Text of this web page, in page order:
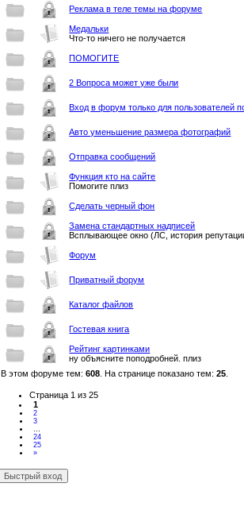
Реклама в теле темы на форуме
Медальки
Что-то ничего не получается
ПОМОГИТЕ
2 Вопроса может уже были
Вход в форум только для пользователей
Авто уменьшение размера фотографий
Отправка сообщений
Функция кто на сайте
Помогите плиз
Сделать черный фон
Замена стандартных надписей
Всплывающее окно (ЛС, история
Форум
Приватный форум
Каталог файлов
Гостевая книга
Рейтинг картинками
ну объясните поподробней. плиз
В этом форуме тем:608 . На странице показано тем:25
Страница 1 из 25
1
2
3
24
25
»